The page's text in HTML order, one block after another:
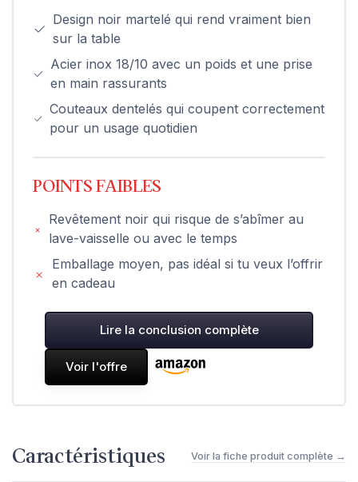
Design noir martelé qui rend vraiment bien
sur la table
Acier inox 18/10 avec un poids et une prise
en main rassurants
Couteaux dentelés qui coupent correctement
pour un usage quotidien
POINTS FAIBLES
Revêtement noir qui risque de s’abîmer au
lave-vaisselle ou avec le temps
Emballage moyen, pas idéal si tu veux l’offrir
en cadeau
Lire la conclusion complète
Voir l'offre
Caractéristiques Voir la fiche produit complète →